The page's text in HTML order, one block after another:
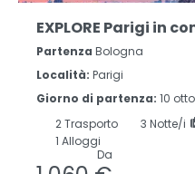
EXPLORE Parigi in
Partenza Bologna
Località: Parigi
Giorno di partenza: 10
2Trasporto 3 Notte/i
1 Alloggi
Da